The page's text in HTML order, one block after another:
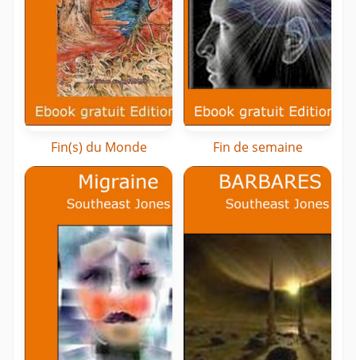
Fin(s) du Monde Fin de semaine